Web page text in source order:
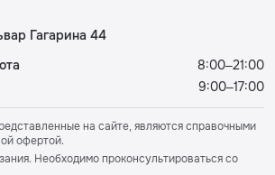
Гагарина 44
8:00–21:00
9:00–17:00
на сайте, являются справочными
офертой.
Необходимо проконсультироваться со